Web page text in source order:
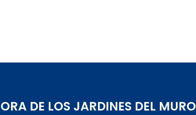
DE LOS JARDINES DEL MURO